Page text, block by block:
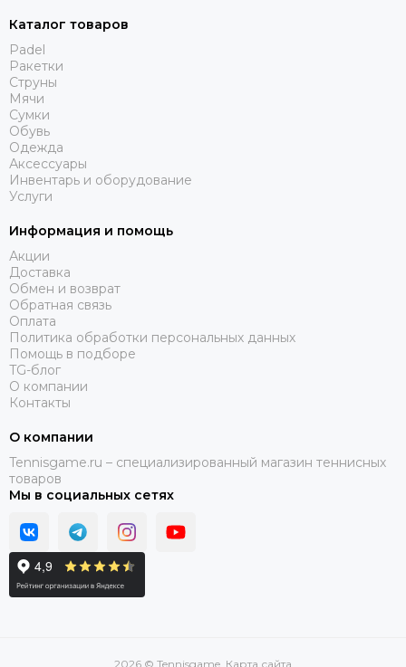
Каталог товаров
Padel
Ракетки
Струны
Мячи
Сумки
Обувь
Одежда
Аксессуары
Инвентарь и оборудование
Услуги
Информация и помощь
Акции
Доставка
Обмен и возврат
Обратная связь
Оплата
Политика обработки персональных данных
Помощь в подборе
TG-блог
О компании
Контакты
О компании
Tennisgame.ru – специализированный магазин теннисных
товаров
Мы в социальных сетях
2026 © Tennisgame. Карта сайта